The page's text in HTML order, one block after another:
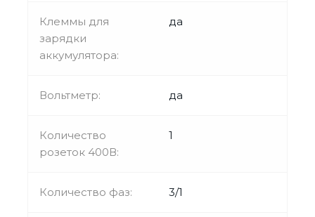
Клеммы для
зарядки
аккумулятора:
да
Вольтметр: да
Количество
розеток 400В:
1
Количество фаз: 3/1